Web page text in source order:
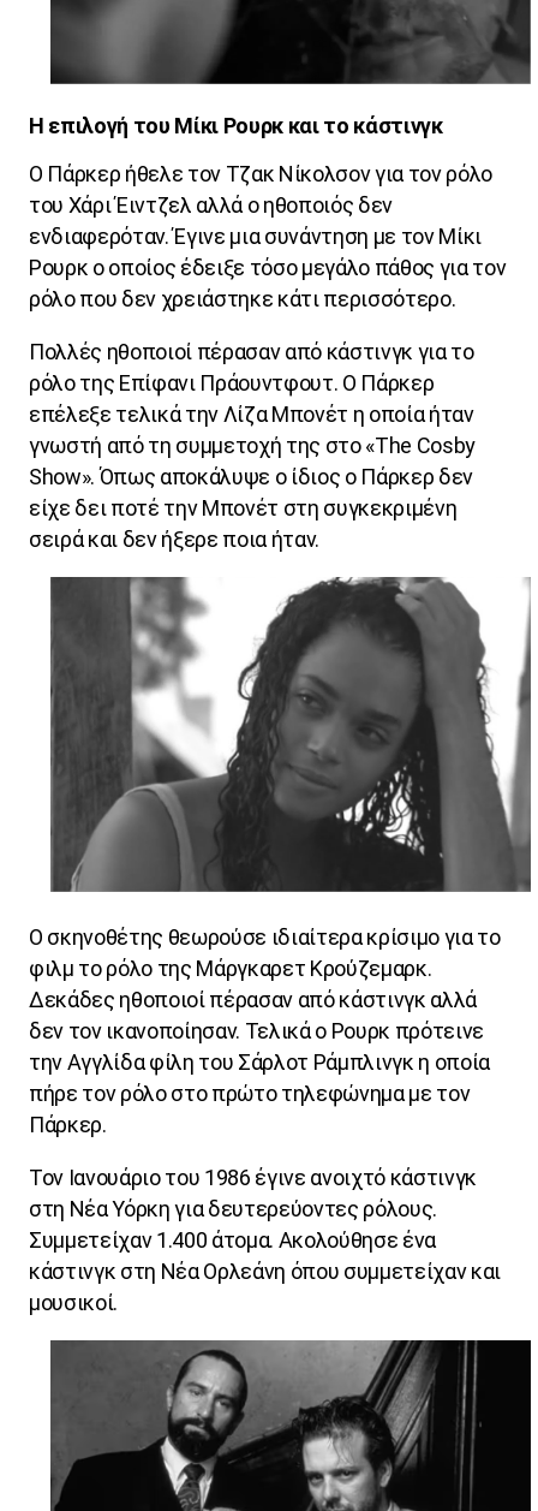
Η επιλογή του Μίκι Ρουρκ και το κάστινγκ
Ο Πάρκερ ήθελε τον Τζακ Νίκολσον για τον ρόλο
του Χάρι Έιντζελ αλλά ο ηθοποιός δεν
ενδιαφερόταν. Έγινε μια συνάντηση με τον Μίκι
Ρουρκ ο οποίος έδειξε τόσο μεγάλο πάθος για τον
ρόλο που δεν χρειάστηκε κάτι περισσότερο.
Πολλές ηθοποιοί πέρασαν από κάστινγκ για το
ρόλο της Επίφανι Πράουντφουτ. Ο Πάρκερ
επέλεξε τελικά την Λίζα Μπονέτ η οποία ήταν
γνωστή από τη συμμετοχή της στο «The Cosby
Show». Όπως αποκάλυψε ο ίδιος ο Πάρκερ δεν
είχε δει ποτέ την Μπονέτ στη συγκεκριμένη
σειρά και δεν ήξερε ποια ήταν.
Ο σκηνοθέτης θεωρούσε ιδιαίτερα κρίσιμο για το
φιλμ το ρόλο της Μάργκαρετ Κρούζεμαρκ.
Δεκάδες ηθοποιοί πέρασαν από κάστινγκ αλλά
δεν τον ικανοποίησαν. Τελικά ο Ρουρκ πρότεινε
την Αγγλίδα φίλη του Σάρλοτ Ράμπλινγκ η οποία
πήρε τον ρόλο στο πρώτο τηλεφώνημα με τον
Πάρκερ.
Τον Ιανουάριο του 1986 έγινε ανοιχτό κάστινγκ
στη Νέα Υόρκη για δευτερεύοντες ρόλους.
Συμμετείχαν 1.400 άτομα. Ακολούθησε ένα
κάστινγκ στη Νέα Ορλεάνη όπου συμμετείχαν και
μουσικοί.